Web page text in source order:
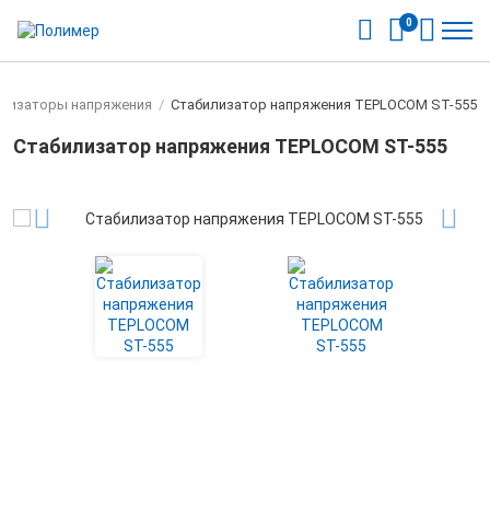
0
напряжения / Стабилизатор напряжения TEPLOCOM ST-555
Стабилизатор напряжения TEPLOCOM ST-555